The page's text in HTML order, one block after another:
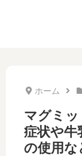
ホーム
マグミッ
症状や牛
の使用な